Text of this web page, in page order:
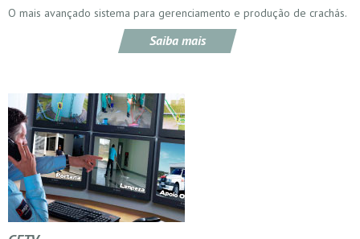
O mais avançado sistema para gerenciamento e produção de crachás.
Saiba mais